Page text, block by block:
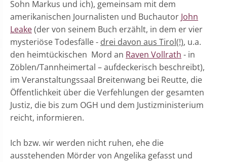
Sohn Markus und ich), gemeinsam mit dem
amerikanischen Journalisten und Buchautor John
Leake(der von seinem Buch erzählt, in dem er vier
mysteriöse Todesfälle - drei davon aus Tirol(!), u.a.
den heimtückischen Mord an Raven Vollrath - in
Zöblen/Tannheimertal – aufdeckerisch beschreibt),
im Veranstaltungssaal Breitenwang bei Reutte, die
Öffentlichkeit über die Verfehlungen der gesamten
Justiz, die bis zum OGH und dem Justizministerium
reicht, informieren.
Ich bzw. wir werden nicht ruhen, ehe die
ausstehenden Mörder von Angelika gefasst und